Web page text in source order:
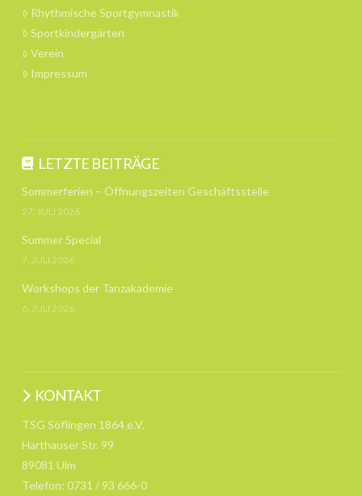
Rhythmische Sportgymnastik
Sportkindergärten
Verein
Impressum
LETZTE BEITRÄGE
Sommerferien – Öffnungszeiten Geschäftsstelle
27. JULI 2026
Summer Special
7. JULI 2026
Workshops der Tanzakademie
6. JULI 2026
KONTAKT
TSG Söflingen 1864 e.V.
Harthauser Str. 99
89081 Ulm
Telefon: 0731 / 93 666-0